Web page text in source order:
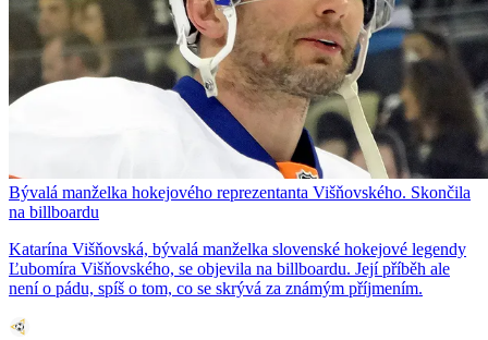
Bývalá manželka hokejového reprezentanta Višňovského. Skončila
na billboardu
Katarína Višňovská, bývalá manželka slovenské hokejové legendy
Ľubomíra Višňovského, se objevila na billboardu. Její příběh ale
není o pádu, spíš o tom, co se skrývá za známým příjmením.